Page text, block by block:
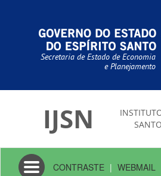
Secretaria de Estado de Economia
e Planejamento
IJSN
ToggleCONTRASTE | WEBMAIL